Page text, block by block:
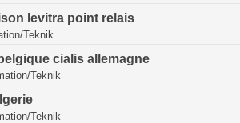
levitra point relais
Teknik
cialis allemagne
Teknik
Teknik